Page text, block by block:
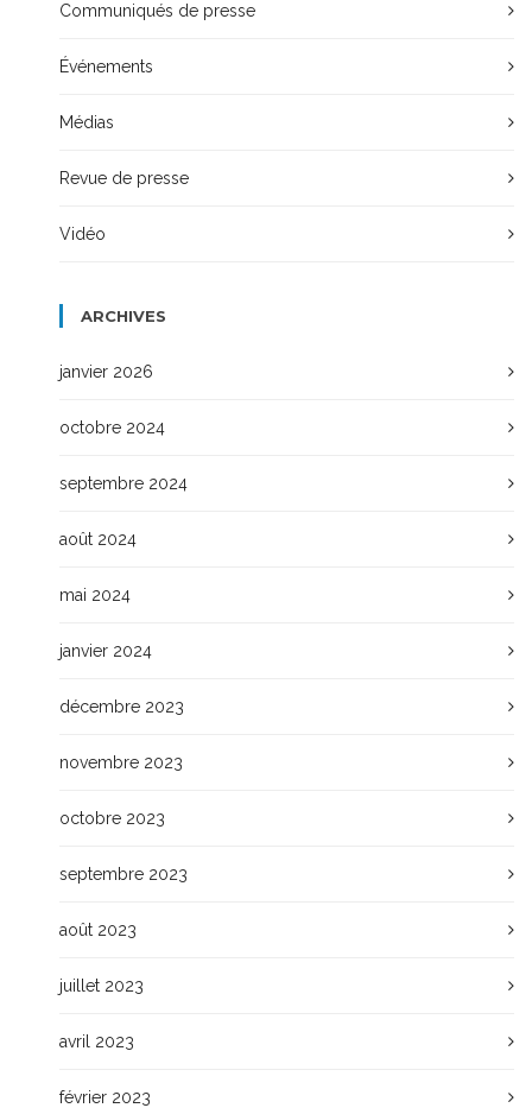
Communiqués de presse
Événements
Médias
Revue de presse
Vidéo
ARCHIVES
janvier 2026
octobre 2024
septembre 2024
août 2024
mai 2024
janvier 2024
décembre 2023
novembre 2023
octobre 2023
septembre 2023
août 2023
juillet 2023
avril 2023
février 2023